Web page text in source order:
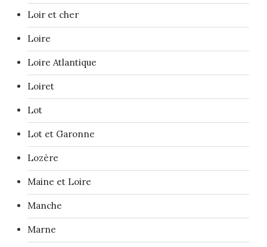
Loir et cher
Loire
Loire Atlantique
Loiret
Lot
Lot et Garonne
Lozère
Maine et Loire
Manche
Marne